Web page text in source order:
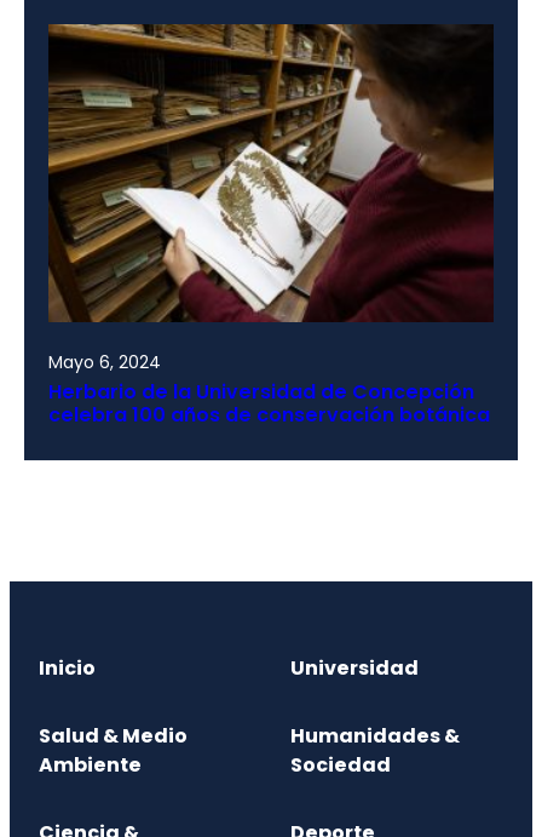
Mayo 6, 2024
Herbario de la Universidad de Concepción
celebra 100 años de conservación botánica
Inicio Universidad
Salud & Medio
Ambiente
Humanidades &
Sociedad